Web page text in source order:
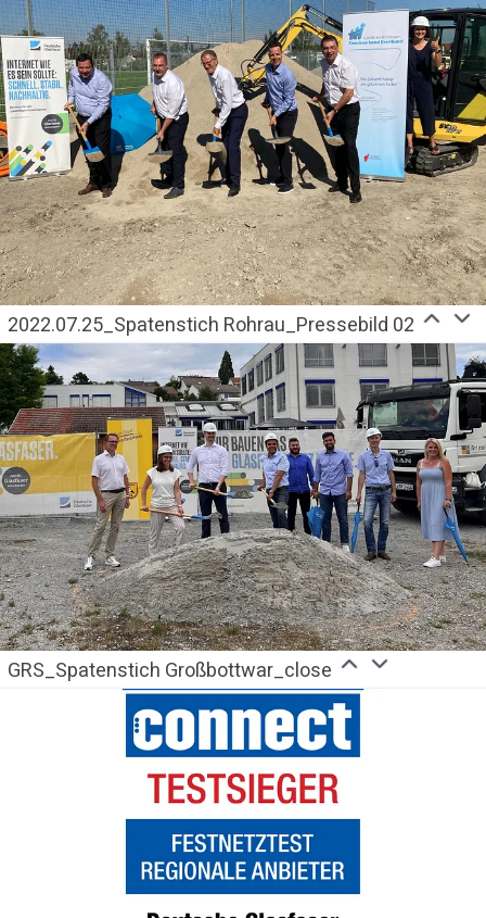
2022.07.25_Spatenstich Rohrau_Pressebild 02
GRS_Spatenstich Großbottwar_close